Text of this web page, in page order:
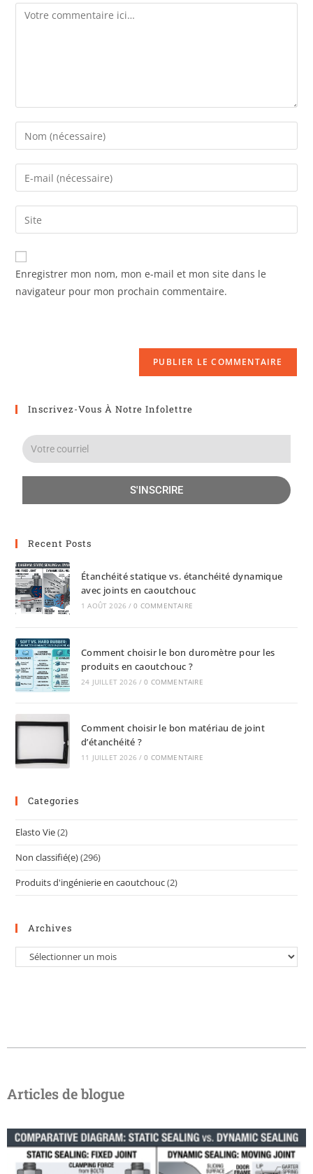
Enregistrer mon nom, mon e-mail et mon site dans le
navigateur pour mon prochain commentaire.
Inscrivez-Vous À Notre Infolettre
S'INSCRIRE
Recent Posts
Étanchéité statique vs. étanchéité dynamique
avec joints en caoutchouc
1 AOÛT 2026 / 0 COMMENTAIRE
Comment choisir le bon duromètre pour les
produits en caoutchouc ?
24 JUILLET 2026 / 0 COMMENTAIRE
Comment choisir le bon matériau de joint
d’étanchéité ?
11 JUILLET 2026 / 0 COMMENTAIRE
Categories
Elasto Vie(2)
Non classifié(e)(296)
Produits d'ingénierie en caoutchouc(2)
Archives
Articles de blogue